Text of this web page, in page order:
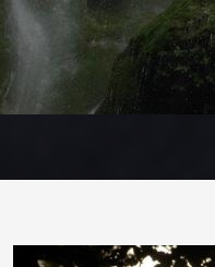
Suivant